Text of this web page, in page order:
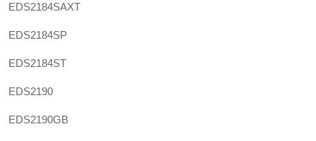
EDS2184SAXT
EDS2184SP
EDS2184ST
EDS2190
EDS2190GB